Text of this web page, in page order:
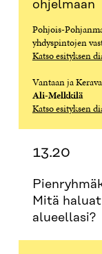
ohjelmaan
Pohjois-
yhdyspintojen
Katso esityksen
Vantaan ja
Ali-Melkkilä
Katso esityksen
13.20
Mitä
alueellasi?